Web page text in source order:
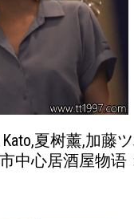
Kato,夏树薰,加藤
中心居酒屋物语